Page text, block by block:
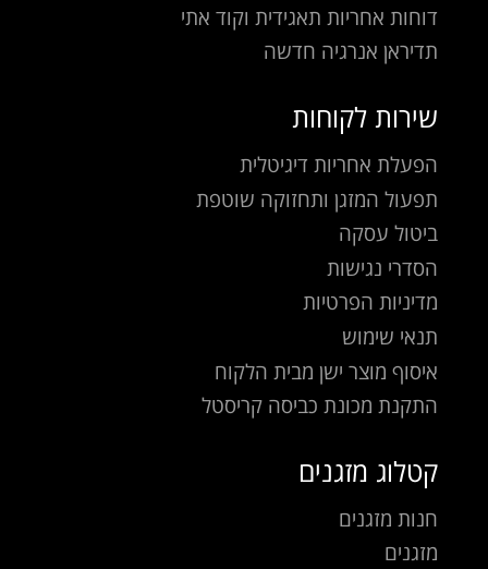
דוחות אחריות תאגידית וקוד אתי
תדיראן אנרגיה חדשה
שירות לקוחות
הפעלת אחריות דיגיטלית
תפעול המזגן ותחזוקה שוטפת
ביטול עסקה
הסדרי נגישות
מדיניות הפרטיות
תנאי שימוש
איסוף מוצר ישן מבית הלקוח
התקנת מכונת כביסה קריסטל
קטלוג מזגנים
חנות מזגנים
מזגנים